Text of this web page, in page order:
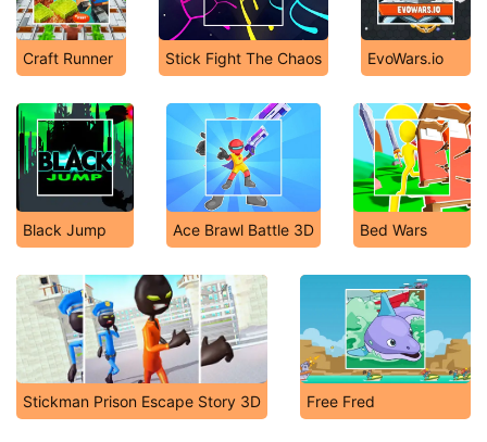
Craft Runner Stick Fight The Chaos EvoWars.io
Black Jump Ace Brawl Battle 3D Bed Wars
Stickman Prison Escape Story 3D Free Fred